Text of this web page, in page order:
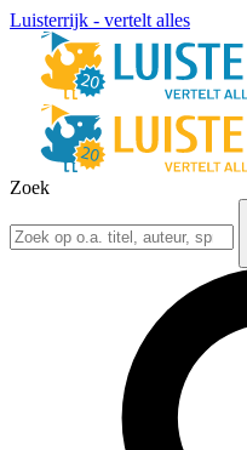
Luisterrijk - vertelt alles
Zoek